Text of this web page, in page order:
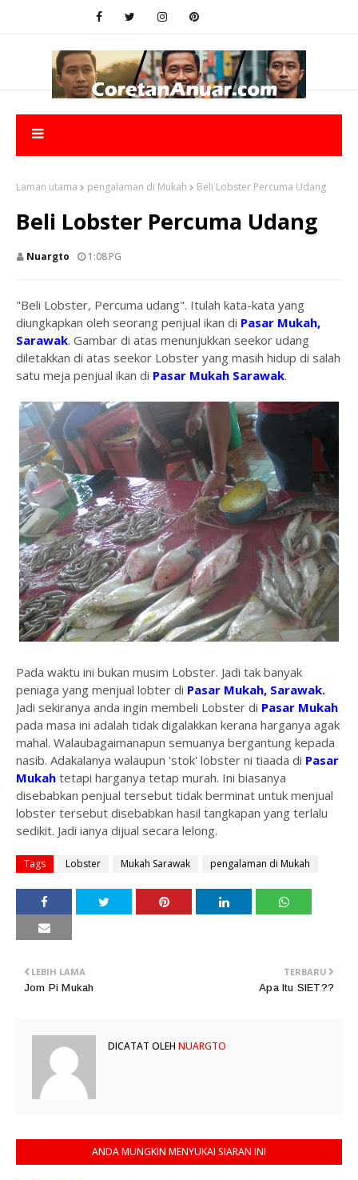
Laman utama pengalaman di Mukah Beli Lobster Percuma Udang
Beli Lobster Percuma Udang
Nuargto 1:08 PG
"Beli Lobster, Percuma udang". Itulah kata-kata yang
diungkapkan oleh seorang penjual ikan di Pasar Mukah,
Sarawak. Gambar di atas menunjukkan seekor udang
diletakkan di atas seekor Lobster yang masih hidup di salah
satu meja penjual ikan di Pasar Mukah Sarawak.
Pada waktu ini bukan musim Lobster. Jadi tak banyak
peniaga yang menjual lobter di Pasar Mukah, Sarawak.
Jadi sekiranya anda ingin membeli Lobster di Pasar Mukah
pada masa ini adalah tidak digalakkan kerana harganya agak
mahal. Walaubagaimanapun semuanya bergantung kepada
nasib. Adakalanya walaupun 'stok' lobster ni tiaada di Pasar
Mukah tetapi harganya tetap murah. Ini biasanya
disebabkan penjual tersebut tidak berminat untuk menjual
lobster tersebut disebabkan hasil tangkapan yang terlalu
sedikit. Jadi ianya dijual secara lelong.
Tags Lobster Mukah Sarawak pengalaman di Mukah
TERBARU
Apa Itu SIET??
LEBIH LAMA
Jom Pi Mukah
DICATAT OLEH NUARGTO
ANDA MUNGKIN MENYUKAI SIARAN INI